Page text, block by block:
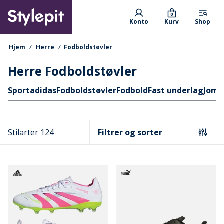
main
content
Primary departments
Konto Kurv
0
Shop
navigationssti
Hjem Herre Fodboldstøvler
Herre Fodboldstøvler
Hurtige links
SportadidasFodboldstøvlerFodboldFast underlagJoma
Stilarter 124 Filtrer og sorter